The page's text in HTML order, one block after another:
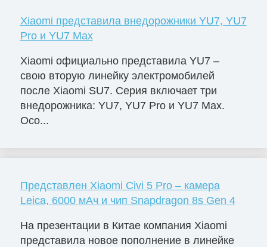
Xiaomi представила внедорожники YU7, YU7
Pro и YU7 Max
Xiaomi официально представила YU7 –
свою вторую линейку электромобилей
после Xiaomi SU7. Серия включает три
внедорожника: YU7, YU7 Pro и YU7 Max.
Осо...
Представлен Xiaomi Civi 5 Pro – камера
Leica, 6000 мАч и чип Snapdragon 8s Gen 4
На презентации в Китае компания Xiaomi
представила новое пополнение в линейке